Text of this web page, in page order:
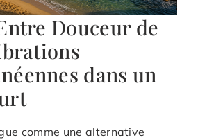
Douceur de
dans un
comme une alternative